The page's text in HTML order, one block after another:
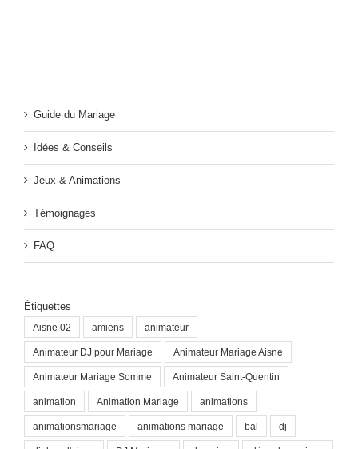
Guide du Mariage
Idées & Conseils
Jeux & Animations
Témoignages
FAQ
Étiquettes
Aisne 02 amiens animateur
Animateur DJ pour Mariage Animateur Mariage Aisne
Animateur Mariage Somme Animateur Saint-Quentin
animation Animation Mariage animations
animationsmariage animations mariage bal dj